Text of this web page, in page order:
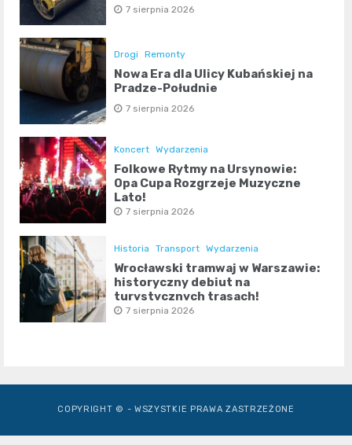
7 sierpnia 2026
Drogi Remonty
Nowa Era dla Ulicy Kubańskiej na
Pradze-Południe
7 sierpnia 2026
Koncert Wydarzenia
Folkowe Rytmy na Ursynowie:
Opa Cupa Rozgrzeje Muzyczne
Lato!
7 sierpnia 2026
Historia Transport Wydarzenia
Wrocławski tramwaj w Warszawie:
historyczny debiut na
turystycznych trasach!
7 sierpnia 2026
COPYRIGHT © - WSZYSTKIE PRAWA ZASTRZEŻONE